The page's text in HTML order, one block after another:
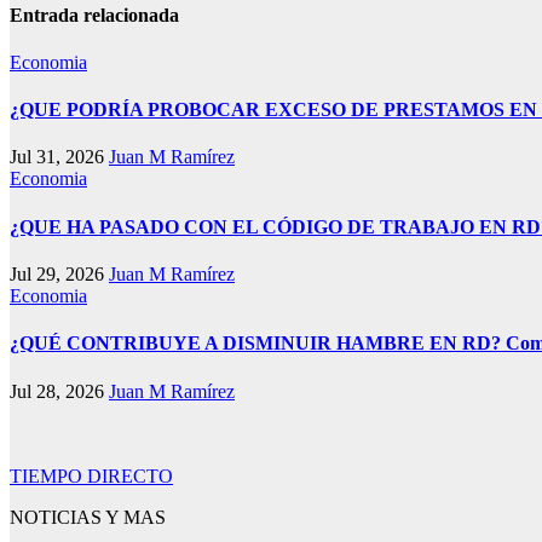
entradas
Entrada relacionada
Economia
¿QUE PODRÍA PROBOCAR EXCESO DE PRESTAMOS
Jul 31, 2026 Juan M Ramírez
Economia
¿QUE HA PASADO CON EL CÓDIGO DE TRABAJO EN
Jul 29, 2026 Juan M Ramírez
Economia
¿QUÉ CONTRIBUYE A DISMINUIR HAMBRE EN RD?
Jul 28, 2026 Juan M Ramírez
TIEMPO DIRECTO
NOTICIAS Y MAS